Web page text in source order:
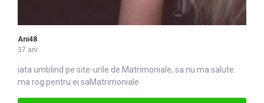
Ani48
37 ani
iata umblind pe site-urile de Matrimoniale, sa nu ma salute.
ma rog pentru ei saMatrimoniale